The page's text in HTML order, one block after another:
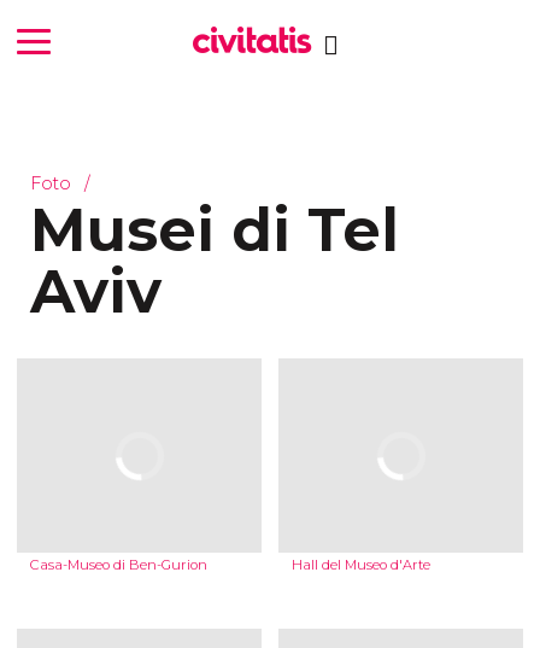
Foto
Musei di Tel
Aviv
Casa-Museo di Ben-Gurion Hall del Museo d'Arte